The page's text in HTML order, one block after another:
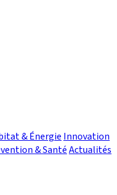
& Énergie Innovation
& SantéActualités